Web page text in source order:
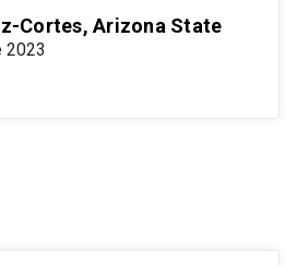
Cortes, Arizona State
2023